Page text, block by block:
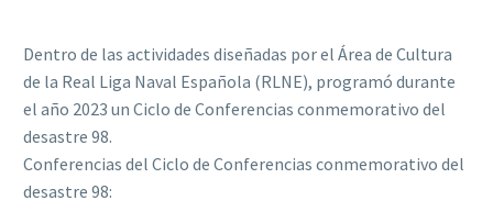
Dentro de las actividades diseñadas por el Área de Cultura
de la Real Liga Naval Española (RLNE), programó durante
el año 2023 un Ciclo de Conferencias conmemorativo del
desastre 98.
Conferencias del Ciclo de Conferencias conmemorativo del
desastre 98: